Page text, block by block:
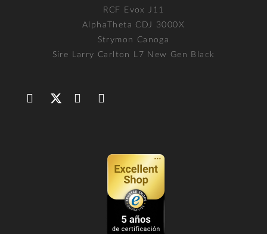
RCF Evox J11
AlphaTheta CDJ 3000X
Strymon Canoga
Sire Larry Carlton L7 New Gen Black